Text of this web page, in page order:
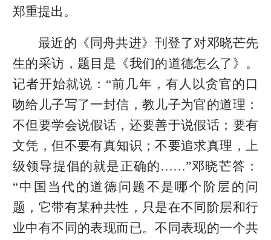
郑重提出。
最近的《同舟共进》刊登了对邓晓芒先
生的采访，题目是《我们的道德怎么了》。
记者开始就说：“前几年，有人以贪官的口
吻给儿子写了一封信，教儿子为官的道理：
不但要学会说假话，还要善于说假话；要有
文凭，但不要有真知识；不要追求真理，上
级领导提倡的就是正确的……”邓晓芒答：
“中国当代的道德问题不是哪个阶层的问
题，它带有某种共性，只是在不同阶层和行
业中有不同的表现而已。不同表现的一个共